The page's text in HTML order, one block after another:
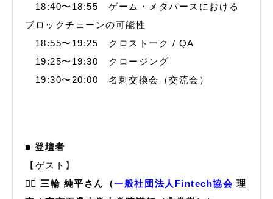
18:40〜18:55 ゲーム・メタバースにおける
ブロックチェーンの可能性
18:55〜19:25 クロストーク / QA
19:25〜19:30 クロージング
19:30〜20:00 名刺交換会（交流会）
■ 登壇者
【ゲスト】
🙋‍♂️ 三輪 純平さん（一般社団法人Fintech協会 理